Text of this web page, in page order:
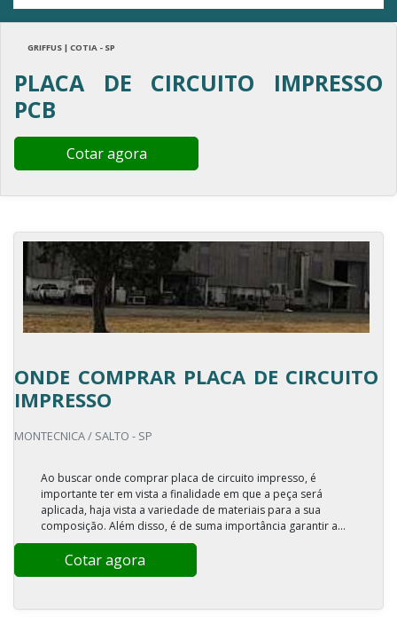
GRIFFUS | COTIA - SP
PLACA DE CIRCUITO IMPRESSO
PCB
Cotar agora
ONDE COMPRAR PLACA DE CIRCUITO
IMPRESSO
MONTECNICA / SALTO - SP
Ao buscar onde comprar placa de circuito impresso, é
importante ter em vista a finalidade em que a peça será
aplicada, haja vista a variedade de materiais para a sua
composição. Além disso, é de suma importância garantir a...
Cotar agora